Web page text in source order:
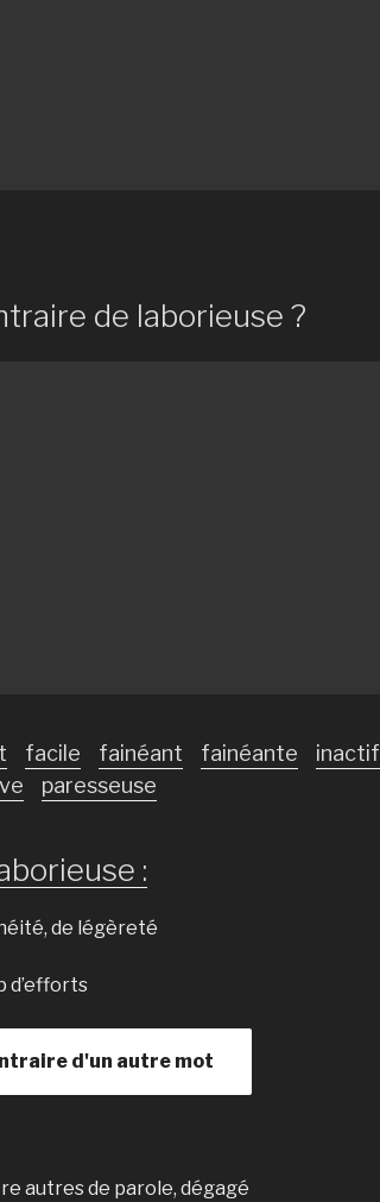
de laborieuse ?
facile fainéant fainéante
inactif
paresseuse
:
de légèreté
d’efforts
d'un autre mot
autres de parole, dégagé